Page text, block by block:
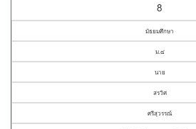
8
มัธยมศึกษา
ม.๔
นาย
สรวิศ
ศรีสุวรรณ์